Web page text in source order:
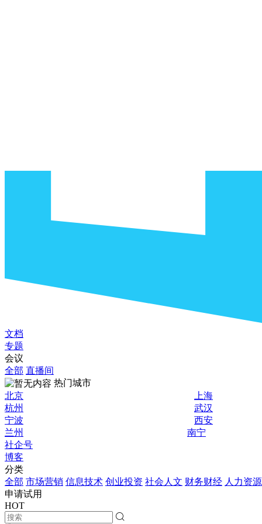
文档
专题
会议
全部 直播间
热门城市
北京
上海
杭州
武汉
宁波
西安
兰州
南宁
社企号
博客
分类
全部 市场营销 信息技术 创业投资 社会人文 财务财经 人力资源
申请试用
HOT